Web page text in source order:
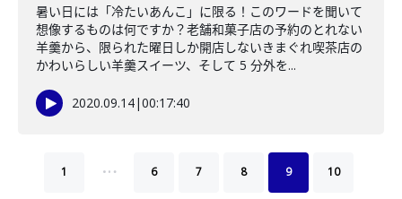
暑い日には「冷たいあんこ」に限る！このワードを聞いて
想像するものは何ですか？老舗和菓子店の予約のとれない
羊羹から、限られた曜日しか開店しないきまぐれ喫茶店の
かわいらしい羊羹スイーツ、そして 5 分外を...
2020.09.14|00:17:40
1 … 6 7 8 9 10